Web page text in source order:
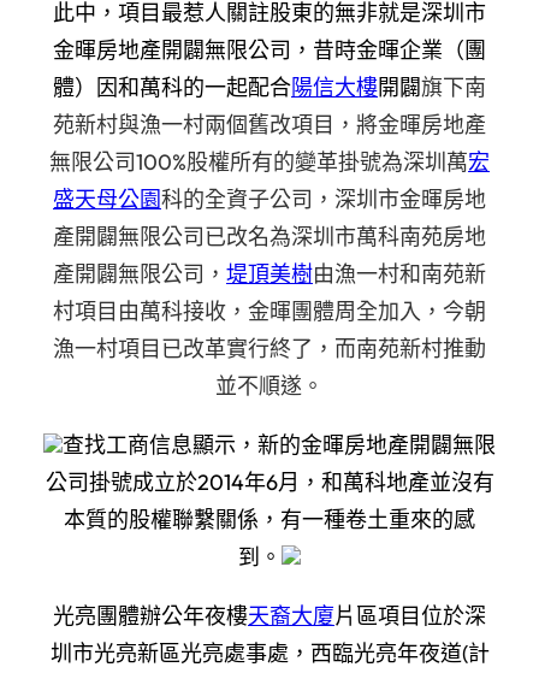
此中，項目最惹人關註股東的無非就是深圳市
金暉房地產開闢無限公司，昔時金暉企業（團
體）因和萬科的一起配合陽信大樓開闢旗下南
苑新村與漁一村兩個舊改項目，將金暉房地產
無限公司100%股權所有的變革掛號為深圳萬宏
盛天母公園科的全資子公司，深圳市金暉房地
產開闢無限公司已改名為深圳市萬科南苑房地
產開闢無限公司， 堤頂美樹由漁一村和南苑新
村項目由萬科接收，金暉團體周全加入，今朝
漁一村項目已改革實行終了，而南苑新村推動
並不順遂。
查找工商信息顯示，新的金暉房地產開闢無限
公司掛號成立於2014年6月，和萬科地產並沒有
本質的股權聯繫關係，有一種卷土重來的感
到。
光亮團體辦公年夜樓天裔大廈片區項目位於深
圳市光亮新區光亮處事處，西臨光亮年夜道(計